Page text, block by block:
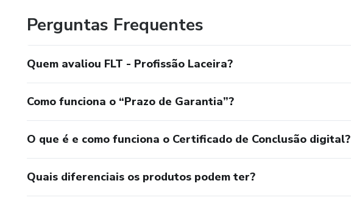
Perguntas Frequentes
Quem avaliou FLT - Profissão Laceira?
Como funciona o “Prazo de Garantia”?
O que é e como funciona o Certificado de Conclusão digital?
Quais diferenciais os produtos podem ter?